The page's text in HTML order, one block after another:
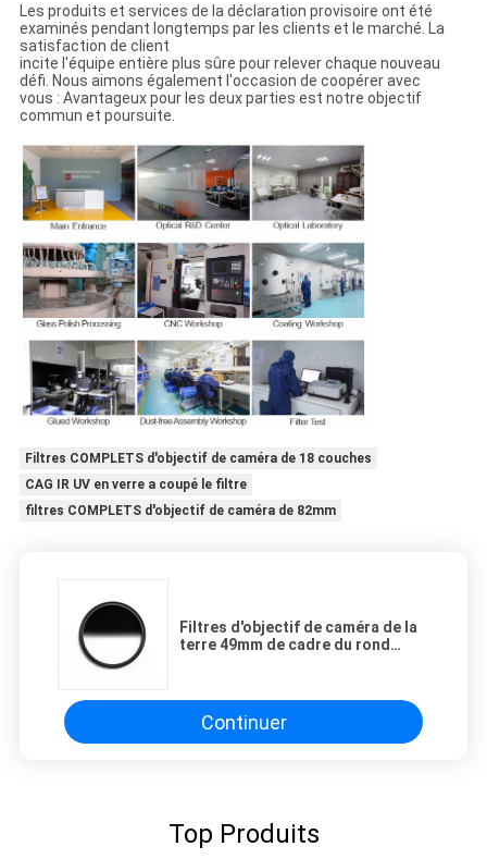
Les produits et services de la déclaration provisoire ont été
examinés pendant longtemps par les clients et le marché. La
satisfaction de client
incite l'équipe entière plus sûre pour relever chaque nouveau
défi. Nous aimons également l'occasion de coopérer avec
vous : Avantageux pour les deux parties est notre objectif
commun et poursuite.
Filtres COMPLETS d'objectif de caméra de 18 couches
CAG IR UV en verre a coupé le filtre
filtres COMPLETS d'objectif de caméra de 82mm
Filtres d'objectif de caméra de la
terre 49mm de cadre du rond
Continuer
Top Produits